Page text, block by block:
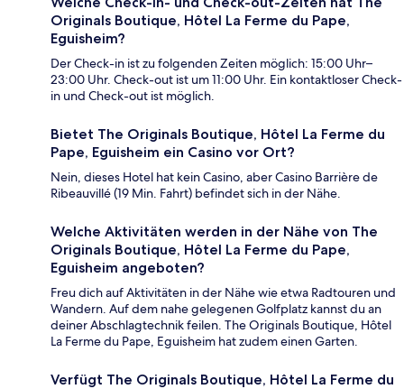
Originals Boutique, Hôtel La Ferme du Pape,
Eguisheim?
Der Check-in ist zu folgenden Zeiten möglich: 15:00 Uhr–
23:00 Uhr. Check-out ist um 11:00 Uhr. Ein kontaktloser Check-
in und Check-out ist möglich.
Bietet The Originals Boutique, Hôtel La Ferme du
Pape, Eguisheim ein Casino vor Ort?
Nein, dieses Hotel hat kein Casino, aber Casino Barrière de
Ribeauvillé (19 Min. Fahrt) befindet sich in der Nähe.
Welche Aktivitäten werden in der Nähe von The
Originals Boutique, Hôtel La Ferme du Pape,
Eguisheim angeboten?
Freu dich auf Aktivitäten in der Nähe wie etwa Radtouren und
Wandern. Auf dem nahe gelegenen Golfplatz kannst du an
deiner Abschlagtechnik feilen. The Originals Boutique, Hôtel
La Ferme du Pape, Eguisheim hat zudem einen Garten.
Verfügt The Originals Boutique, Hôtel La Ferme du